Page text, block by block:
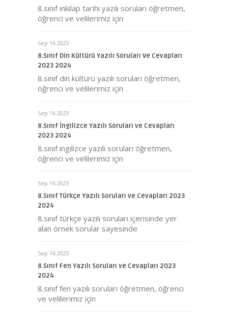
8.sınıf inkılap tarihi yazılı soruları öğretmen,
öğrenci ve velilerimiz için
Sep 16 2023
8.Sınıf Din Kültürü Yazılı Soruları Ve Cevapları
2023 2024
8.sınıf din kültürü yazılı soruları öğretmen,
öğrenci ve velilerimiz için
Sep 16 2023
8.Sınıf İngilizce Yazılı Soruları ve Cevapları
2023 2024
8.sınıf ingilizce yazılı soruları öğretmen,
öğrenci ve velilerimiz için
Sep 16 2023
8.Sınıf Türkçe Yazılı Soruları ve Cevapları 2023
2024
8.sınıf türkçe yazılı soruları içerisinde yer
alan örnek sorular sayesinde
Sep 16 2023
8.Sınıf Fen Yazılı Soruları ve Cevapları 2023
2024
8.sınıf fen yazılı soruları öğretmen, öğrenci
ve velilerimiz için